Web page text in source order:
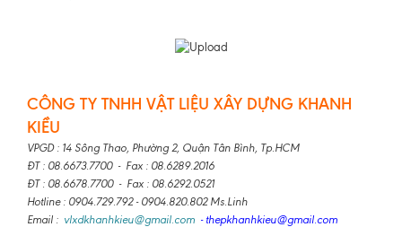
CÔNG TY TNHH VẬT LIỆU XÂY DỰNG KHANH
KIỀU
VPGD : 14 Sông Thao, Phường 2, Quận Tân Bình, Tp.HCM
ĐT : 08.6673.7700 - Fax : 08.6289.2016
ĐT : 08.6678.7700 - Fax : 08.6292.0521
Hotline : 0904.729.792 - 0904.820.802 Ms.Linh
Email : vlxdkhanhkieu@gmail.com - thepkhanhkieu@gmail.com